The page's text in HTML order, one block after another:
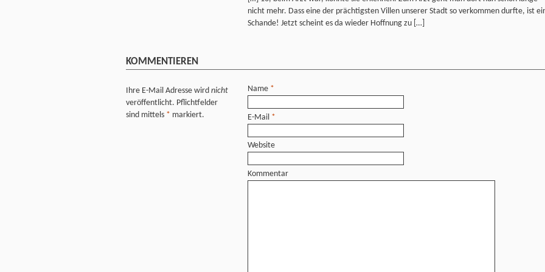
nicht mehr. Dass eine der prächtigsten Villen unserer Stadt so verkommen durfte, ist
Schande! Jetzt scheint es da wieder Hoffnung zu […]
KOMMENTIEREN
Ihre E-Mail Adresse wird nicht
veröffentlicht. Pflichtfelder
sind mittels * markiert.
Name *
E-Mail *
Website
Kommentar